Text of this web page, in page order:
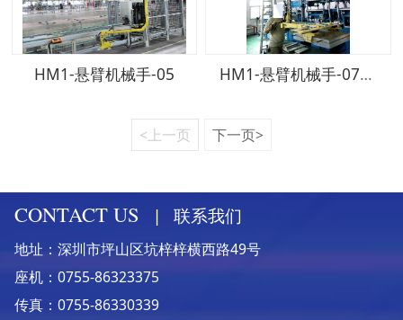
HM1-悬臂机械手-05 HM1-悬臂机械手-07-200kgf
<上一页 下一页>
CONTACT US | 联系我们
地址：深圳市坪山区坑梓梓横西路49号
座机：0755-86323375
传真：0755-86330339